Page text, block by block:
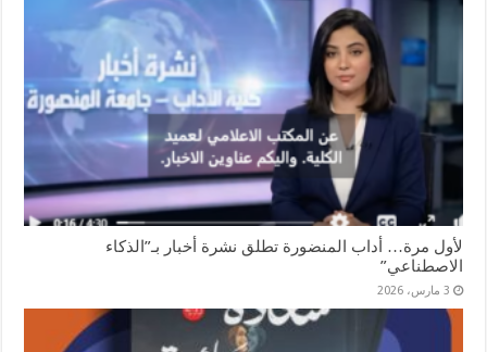
لأول مرة… أداب المنضورة تطلق نشرة أخبار بـ”الذكاء
الاصطناعي”
3 مارس، 2026